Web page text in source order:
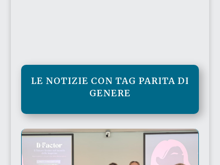
LE NOTIZIE CON TAG PARITA DI
GENERE